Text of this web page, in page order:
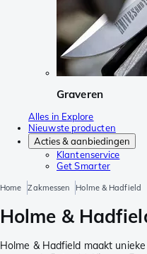
Graveren
Alles in Explore
Nieuwste producten
Acties & aanbiedingen
Klantenservice
Get Smarter
Home Zakmessen Holme & Hadfield
Holme &
Holme & Hadfield maakt